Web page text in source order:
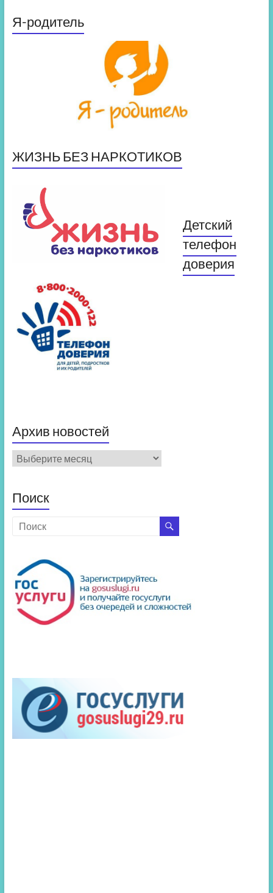
Я-родитель
ЖИЗНЬ БЕЗ НАРКОТИКОВ
Детский
телефон
доверия
Архив новостей
Архив
новостей
Поиск